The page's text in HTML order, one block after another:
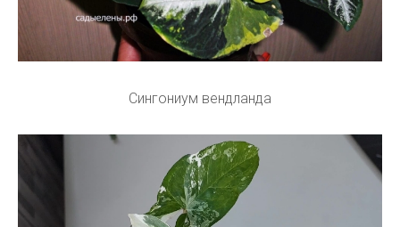
Сингониум вендланда